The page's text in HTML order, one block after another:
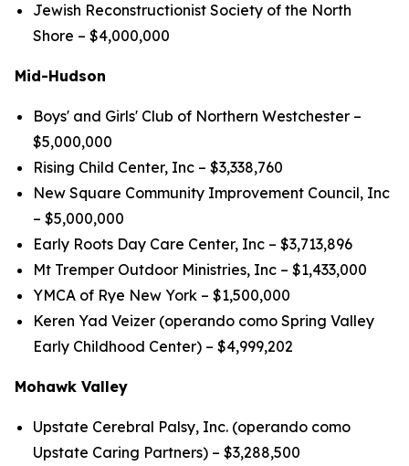
Jewish Reconstructionist Society of the North
Shore – $4,000,000
Mid-Hudson
Boys' and Girls' Club of Northern Westchester –
$5,000,000
Rising Child Center, Inc – $3,338,760
New Square Community Improvement Council, Inc
– $5,000,000
Early Roots Day Care Center, Inc – $3,713,896
Mt Tremper Outdoor Ministries, Inc – $1,433,000
YMCA of Rye New York – $1,500,000
Keren Yad Veizer (operando como Spring Valley
Early Childhood Center) – $4,999,202
Mohawk Valley
Upstate Cerebral Palsy, Inc. (operando como
Upstate Caring Partners) – $3,288,500